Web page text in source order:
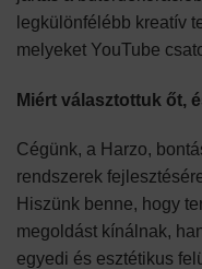
legkülönfélébb kreatív
melyeket YouTube
Miért választottuk őt,
Cégünk, a Harzo,
rendszerek
Hiszünk benne, hogy
megoldást kínálnak,
egyedi és esztétikus